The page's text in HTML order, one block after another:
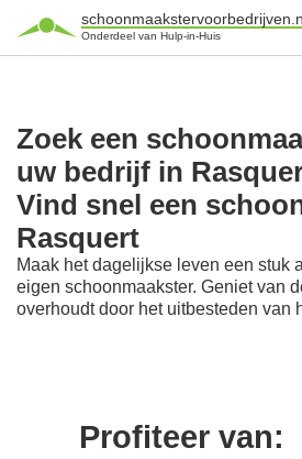
Onderdeel van Hulp-in-Huis
Zoek een
uw bedrijf in
Vind snel een
Rasquert
Maak het dagelijkse leven een stuk
eigen schoonmaakster. Geniet van
overhoudt door het uitbesteden van
Profiteer van: